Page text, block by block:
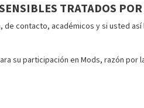
TRATADOS
contacto, académicos y si usted
su participación en Mods, razón